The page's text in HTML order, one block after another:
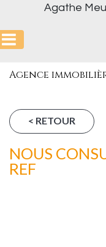
Agathe
Agence
< RETOUR
NOUS
REF